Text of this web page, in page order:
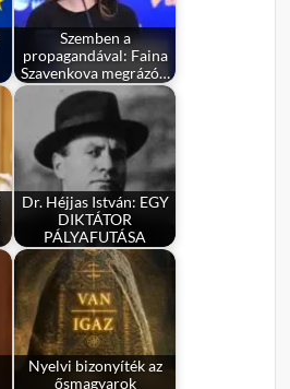
Szemben a
propagandával: Faina
Szavenkova megrázó…
Dr. Héjjas István: EGY
DIKTÁTOR
PÁLYAFUTÁSA
Nyelvi bizonyíték az
ősmagyarok